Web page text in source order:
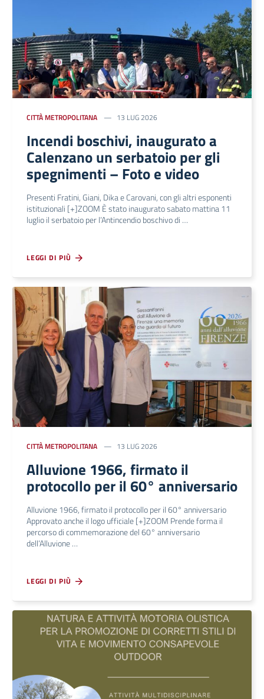
CITTÀ METROPOLITANA 13 LUG 2026
Incendi boschivi, inaugurato a
Calenzano un serbatoio per gli
spegnimenti – Foto e video
Presenti Fratini, Giani, Dika e Carovani, con gli altri esponenti
istituzionali [+]ZOOM È stato inaugurato sabato mattina 11
luglio il serbatoio per l’Antincendio boschivo di …
LEGGI DI PIÙ
CITTÀ METROPOLITANA 13 LUG 2026
Alluvione 1966, firmato il
protocollo per il 60° anniversario
Alluvione 1966, firmato il protocollo per il 60° anniversario
Approvato anche il logo ufficiale [+]ZOOM Prende forma il
percorso di commemorazione del 60° anniversario
dell’Alluvione …
LEGGI DI PIÙ